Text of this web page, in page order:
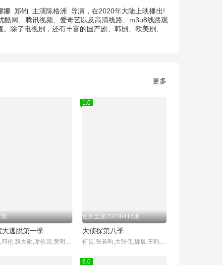
娜 郑钧 主演陈格洲
导演，在2020年大陆上映播出!
网、腾讯视频、爱奇艺以及高清线路、m3u8线路观
除了电视剧，还有丰富的国产剧、韩剧、欧美剧、
更多
大逃脱第一季
杨幂,邓伦,魏大勋,谢依霖,黄明昊,张国伟
1.0
更新至第20230416期
大侦探第八季
何炅,张若昀,大张伟,魏晨,王鸥,杨蓉,齐思钧
8.0